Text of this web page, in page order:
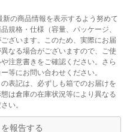
の商品情報を表示するよう努めて
規格・仕様（容量、パッケージ、
ざいます。このため、実際にお届
なる場合がございますので、ご使
注意書きをご確認ください。さら
等にお問い合わせください。
表記は、必ずしも箱でのお届けを
は倉庫の在庫状況等により異なる
い。
報告する